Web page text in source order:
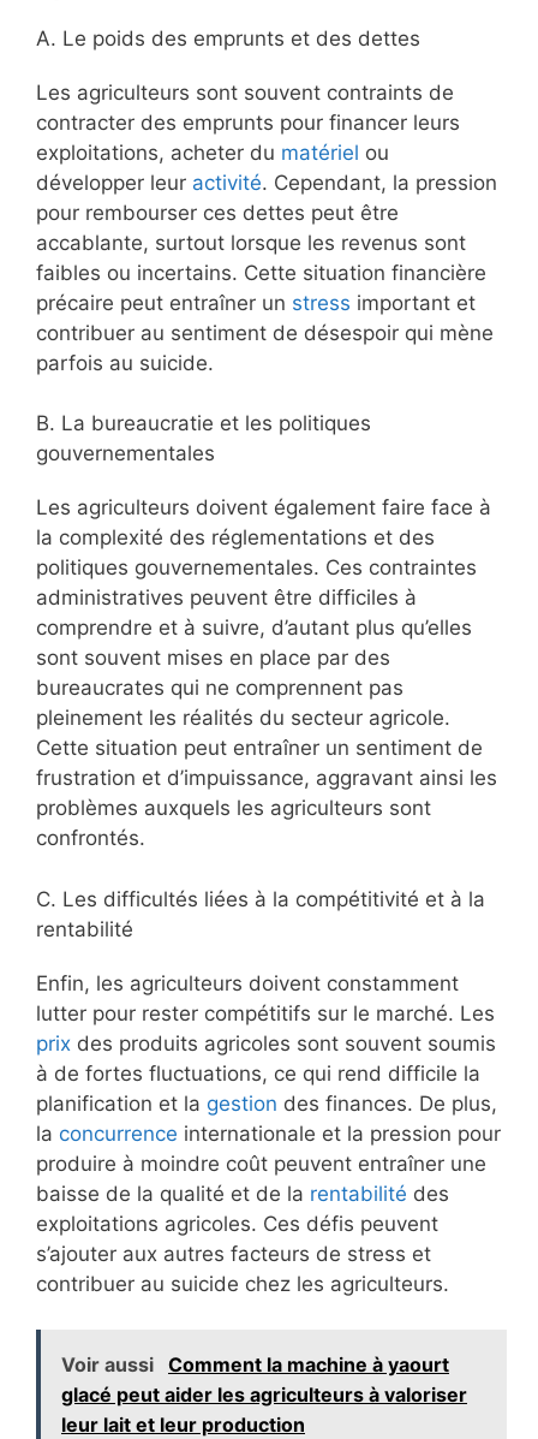
A. Le poids des emprunts et des dettes
Les agriculteurs sont souvent contraints de
contracter des emprunts pour financer leurs
exploitations, acheter du matériel ou
développer leur activité. Cependant, la pression
pour rembourser ces dettes peut être
accablante, surtout lorsque les revenus sont
faibles ou incertains. Cette situation financière
précaire peut entraîner un stress important et
contribuer au sentiment de désespoir qui mène
parfois au suicide.
B. La bureaucratie et les politiques
gouvernementales
Les agriculteurs doivent également faire face à
la complexité des réglementations et des
politiques gouvernementales. Ces contraintes
administratives peuvent être difficiles à
comprendre et à suivre, d’autant plus qu’elles
sont souvent mises en place par des
bureaucrates qui ne comprennent pas
pleinement les réalités du secteur agricole.
Cette situation peut entraîner un sentiment de
frustration et d’impuissance, aggravant ainsi les
problèmes auxquels les agriculteurs sont
confrontés.
C. Les difficultés liées à la compétitivité et à la
rentabilité
Enfin, les agriculteurs doivent constamment
lutter pour rester compétitifs sur le marché. Les
prix des produits agricoles sont souvent soumis
à de fortes fluctuations, ce qui rend difficile la
planification et la gestion des finances. De plus,
la concurrence internationale et la pression pour
produire à moindre coût peuvent entraîner une
baisse de la qualité et de la rentabilité des
exploitations agricoles. Ces défis peuvent
s’ajouter aux autres facteurs de stress et
contribuer au suicide chez les agriculteurs.
Voir aussi Comment la machine à yaourt
glacé peut aider les agriculteurs à valoriser
leur lait et leur production